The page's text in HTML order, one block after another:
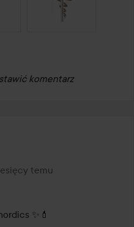
komentarz
Creator.
temu
został utworzony 3 miesięcy
✨💄